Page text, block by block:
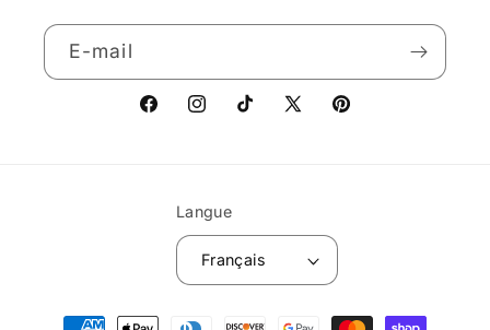
E-mail
FacebookInstagramTikTokX
Pinterest
Langue
Français
Moyens